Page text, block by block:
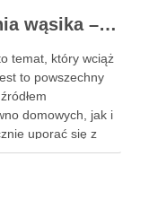
Skuteczne metody usuwania wąsika – domowe i profesjonalne sposoby
temat, który wciąż
to powszechny
domowych, jak i
uporać się z
technik ma …